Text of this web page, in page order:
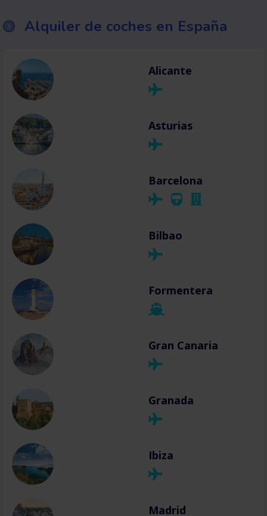
Alquiler de coches en España
Alicante
Asturias
Barcelona
Bilbao
Formentera
Gran Canaria
Granada
Ibiza
Madrid